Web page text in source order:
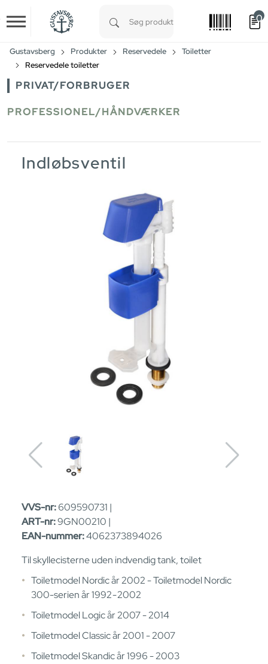
Skip to main content
0
Gustavsberg Produkter Reservedele
Toiletter
Reservedele toiletter
PRIVAT/FORBRUGER
PROFESSIONEL/HÅNDVÆRKER
Indløbsventil
VVS-nr:609590731 |
ART-nr:9GN00210 |
EAN-nummer:4062373894026
Til skyllecisterne uden indvendig tank, toilet
Toiletmodel Nordic år 2002 - Toiletmodel Nordic
300-serien år 1992 - 2002
Toiletmodel Logic år 2007 - 2014
Toiletmodel Classic år 2001 - 2007
Toiletmodel Skandic år 1996 - 2003